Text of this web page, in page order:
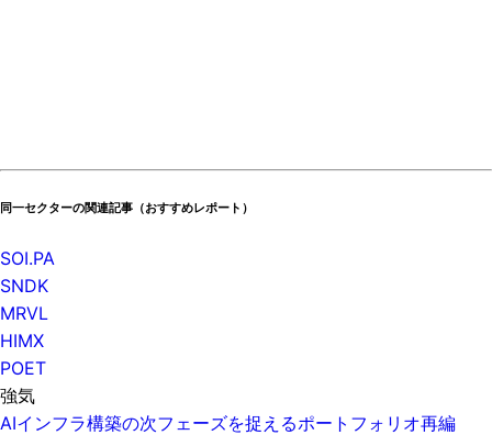
同一セクターの関連記事（おすすめレポート）
SOI.PA
SNDK
MRVL
HIMX
POET
強気
AIインフラ構築の次フェーズを捉えるポートフォリオ再編